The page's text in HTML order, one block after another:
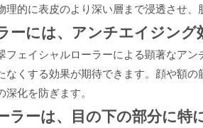
的に表皮のより深い層まで浸透させ、
ーには、アンチエイジング
フェイシャルローラーによる顕著なア
なくする効果が期待できます。顔や額
化を防ぎます。
ラーは、目の下の部分に特